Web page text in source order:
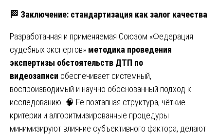
🏁 Заключение: стандартизация как залог качества
Разработанная и применяемая Союзом «Федерация
судебных экспертов» методика проведения
экспертизы обстоятельств ДТП по
видеозаписи обеспечивает системный,
воспроизводимый и научно обоснованный подход к
исследованию. 🧠 Её поэтапная структура, чёткие
критерии и алгоритмизированные процедуры
минимизируют влияние субъективного фактора, делают